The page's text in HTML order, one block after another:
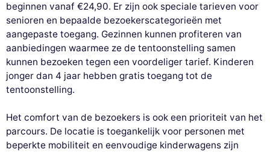
beginnen vanaf €24,90. Er zijn ook speciale tarieven voor
senioren en bepaalde bezoekerscategorieën met
aangepaste toegang. Gezinnen kunnen profiteren van
aanbiedingen waarmee ze de tentoonstelling samen
kunnen bezoeken tegen een voordeliger tarief. Kinderen
jonger dan 4 jaar hebben gratis toegang tot de
tentoonstelling.
Het comfort van de bezoekers is ook een prioriteit van het
parcours. De locatie is toegankelijk voor personen met
beperkte mobiliteit en eenvoudige kinderwagens zijn